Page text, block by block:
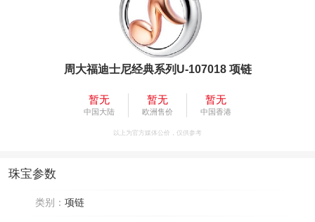
周大福迪士尼经典系列U-107018 项链
暂无
中国大陆
暂无
欧洲售价
暂无
中国香港
以上为官方媒体公价，仅供参考
珠宝参数
类别： 项链